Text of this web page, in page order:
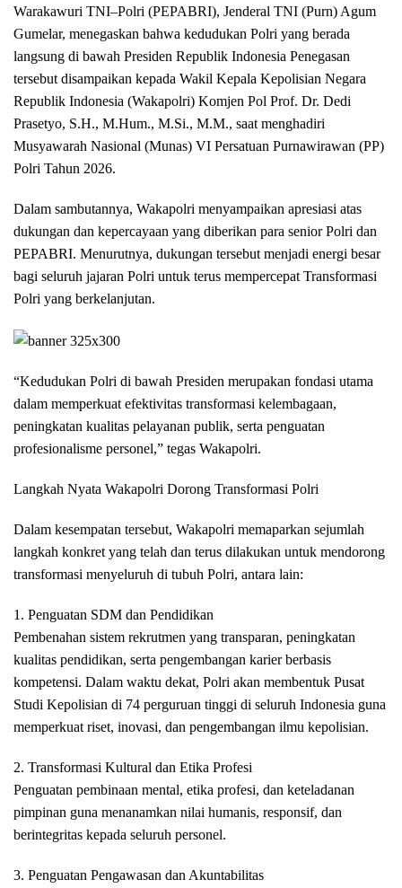
Warakawuri TNI–Polri (PEPABRI), Jenderal TNI (Purn) Agum
Gumelar, menegaskan bahwa kedudukan Polri yang berada
langsung di bawah Presiden Republik Indonesia Penegasan
tersebut disampaikan kepada Wakil Kepala Kepolisian Negara
Republik Indonesia (Wakapolri) Komjen Pol Prof. Dr. Dedi
Prasetyo, S.H., M.Hum., M.Si., M.M., saat menghadiri
Musyawarah Nasional (Munas) VI Persatuan Purnawirawan (PP)
Polri Tahun 2026.
Dalam sambutannya, Wakapolri menyampaikan apresiasi atas
dukungan dan kepercayaan yang diberikan para senior Polri dan
PEPABRI. Menurutnya, dukungan tersebut menjadi energi besar
bagi seluruh jajaran Polri untuk terus mempercepat Transformasi
Polri yang berkelanjutan.
“Kedudukan Polri di bawah Presiden merupakan fondasi utama
dalam memperkuat efektivitas transformasi kelembagaan,
peningkatan kualitas pelayanan publik, serta penguatan
profesionalisme personel,” tegas Wakapolri.
Langkah Nyata Wakapolri Dorong Transformasi Polri
Dalam kesempatan tersebut, Wakapolri memaparkan sejumlah
langkah konkret yang telah dan terus dilakukan untuk mendorong
transformasi menyeluruh di tubuh Polri, antara lain:
1. Penguatan SDM dan Pendidikan
Pembenahan sistem rekrutmen yang transparan, peningkatan
kualitas pendidikan, serta pengembangan karier berbasis
kompetensi. Dalam waktu dekat, Polri akan membentuk Pusat
Studi Kepolisian di 74 perguruan tinggi di seluruh Indonesia guna
memperkuat riset, inovasi, dan pengembangan ilmu kepolisian.
2. Transformasi Kultural dan Etika Profesi
Penguatan pembinaan mental, etika profesi, dan keteladanan
pimpinan guna menanamkan nilai humanis, responsif, dan
berintegritas kepada seluruh personel.
3. Penguatan Pengawasan dan Akuntabilitas